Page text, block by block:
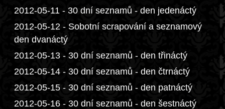
2012-05-11 - 30 dní seznamů - den jedenáctý
2012-05-12 - Sobotní scrapování a seznamový
den dvanáctý
2012-05-13 - 30 dní seznamů - den třináctý
2012-05-14 - 30 dní seznamů - den čtrnáctý
2012-05-15 - 30 dní seznamů - den patnáctý
2012-05-16 - 30 dní seznamů - den šestnáctý